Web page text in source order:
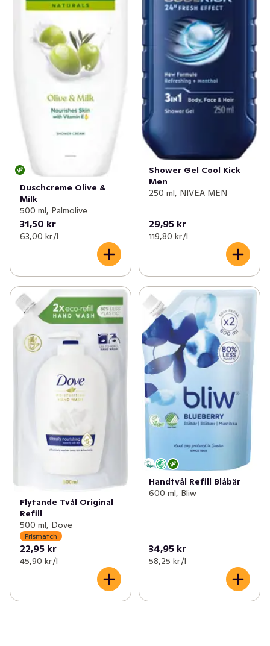
Duschcreme Olive &
Milk
500 ml, Palmolive
31,50 kr
63,00 kr /l
Shower Gel Cool Kick
Men
250 ml, NIVEA MEN
29,95 kr
119,80 kr /l
Flytande Tvål Original
Refill
500 ml, Dove
Prismatch
22,95 kr
45,90 kr /l
Handtvål Refill Blåbär
600 ml, Bliw
34,95 kr
58,25 kr /l